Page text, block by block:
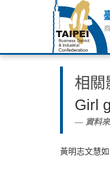
相關
Girl
資料
黃明志文慧